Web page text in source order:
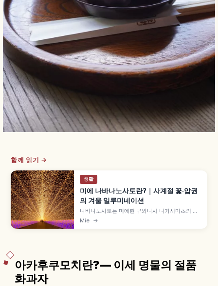
함께 읽기 →
생활
미에 나바나노사토란?｜사계절 꽃·압권
의 겨울 일루미네이션
나바나노사토는 미에현 구와나시 나가시마초의 꽃
과 일루미네이션 테마파크로, 사계절 꽃밭과 일본
Mie →
아카후쿠모치란?— 이세 명물의 절품
화과자